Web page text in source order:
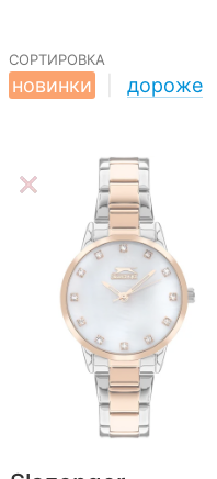
сортировка
новинки
дороже